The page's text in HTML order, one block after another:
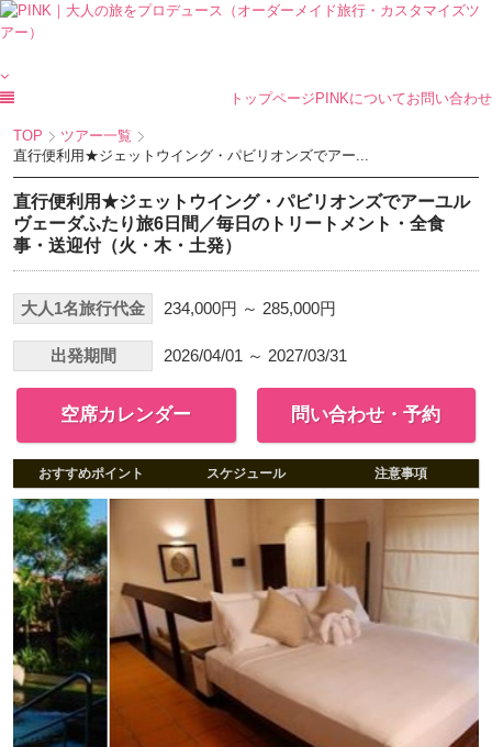
トップページ PINKについてお問い合わせ
TOP
ツアー一覧
直行便利用★ジェットウイング・パビリオンズでアー...
直行便利用★ジェットウイング・パビリオンズでアーユル
ヴェーダふたり旅6日間／毎日のトリートメント・全食
事・送迎付（火・木・土発）
大人1名旅行代金 234,000円 ～ 285,000円
出発期間 2026/04/01 ～ 2027/03/31
空席カレンダー 問い合わせ・予約
おすすめポイント スケジュール 注意事項